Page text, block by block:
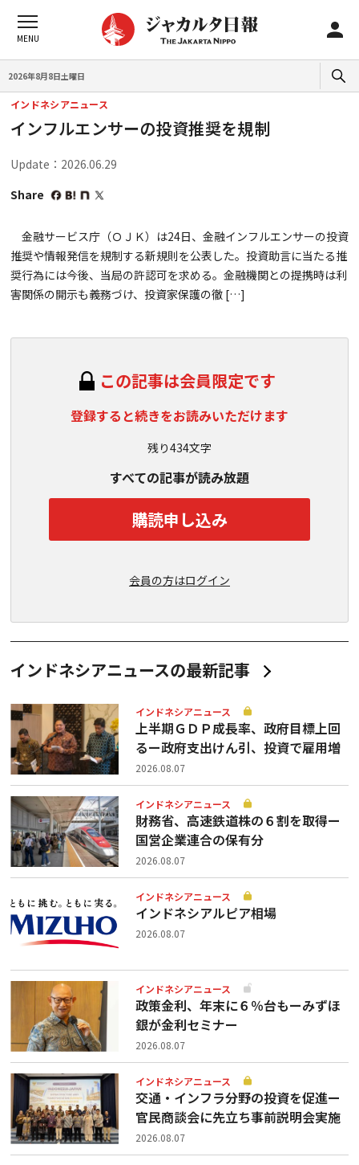
2026年8月8日土曜日
インドネシアニュース
インフルエンサーの投資推奨を規制
Update：2026.06.29
Share
金融サービス庁（ＯＪＫ）は24日、金融インフルエンサーの投資
推奨や情報発信を規制する新規則を公表した。投資助言に当たる推
奨行為には今後、当局の許認可を求める。金融機関との提携時は利
害関係の開示も義務づけ、投資家保護の徹 […]
この記事は会員限定です
登録すると続きをお読みいただけます
残り434文字
すべての記事が読み放題
購読申し込み
会員の方はログイン
インドネシアニュースの最新記事
インドネシアニュース
上半期ＧＤＰ成長率、政府目標上回
るー政府支出けん引、投資で雇用増
2026.08.07
インドネシアニュース
財務省、高速鉄道株の６割を取得ー
国営企業連合の保有分
2026.08.07
インドネシアニュース
インドネシアルピア相場
2026.08.07
インドネシアニュース
政策金利、年末に６％台もーみずほ
銀が金利セミナー
2026.08.07
インドネシアニュース
交通・インフラ分野の投資を促進ー
官民商談会に先立ち事前説明会実施
2026.08.07